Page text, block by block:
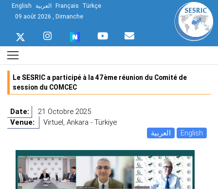
English العربية Français Türkçe
09 août 2026 , Dimanche
Le SESRIC a participé à la 47ème réunion du Comité de
session du COMCEC
Date:
21 Octobre 2025
Venue:
Virtuel, Ankara - Türkiye
العربية
English